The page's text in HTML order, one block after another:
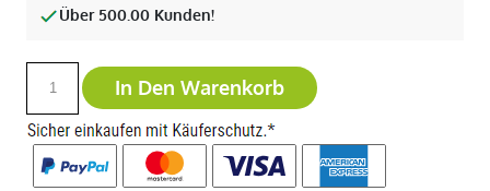
Über 500.00 Kunden!
In Den Warenkorb